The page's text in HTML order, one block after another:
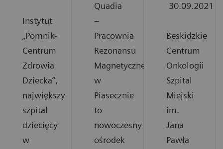
Instytut
„Pomnik-
Centrum
Zdrowia
Dziecka”,
największy
szpital
dziecięcy
w
Quadia
–
Pracownia
Rezonansu
Magnetycznego
w
Piasecznie
to
nowoczesny
ośrodek
30.09.2021
Beskidzkie
Centrum
Onkologii
Szpital
Miejski
im.
Jana
Pawła